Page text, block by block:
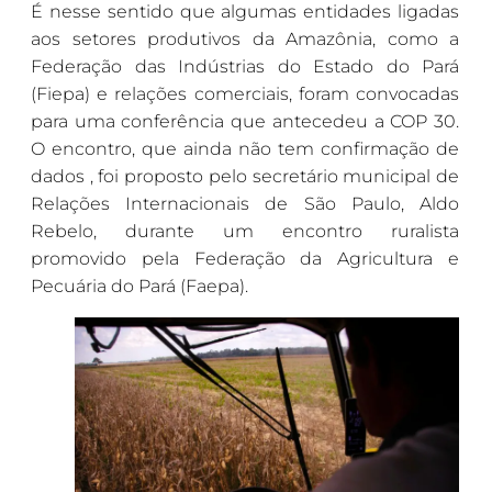
É nesse sentido que algumas entidades ligadas
aos setores produtivos da Amazônia, como a
Federação das Indústrias do Estado do Pará
(Fiepa) e relações comerciais, foram convocadas
para uma conferência que antecedeu a COP 30.
O encontro, que ainda não tem confirmação de
dados , foi proposto pelo secretário municipal de
Relações Internacionais de São Paulo, Aldo
Rebelo, durante um encontro ruralista
promovido pela Federação da Agricultura e
Pecuária do Pará (Faepa).